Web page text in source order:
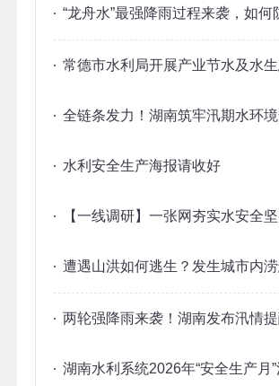
“龙舟水”最强降雨过程来袭，如何
常德市水利局开展产业节水及水
全链条发力！湖南筑牢汛期水环
水利安全生产海报请收好
【一线调研】一张网夯实水安全
遭遇山洪如何逃生？发生城市内
两轮强降雨来袭！湖南发布汛情
湖南水利系统2026年“安全生产月